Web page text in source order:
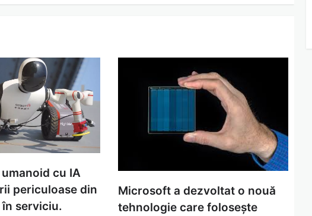
cu IA
periculoase din
serviciu.
Microsoft a dezvoltat o nouă
tehnologie care foloseşte